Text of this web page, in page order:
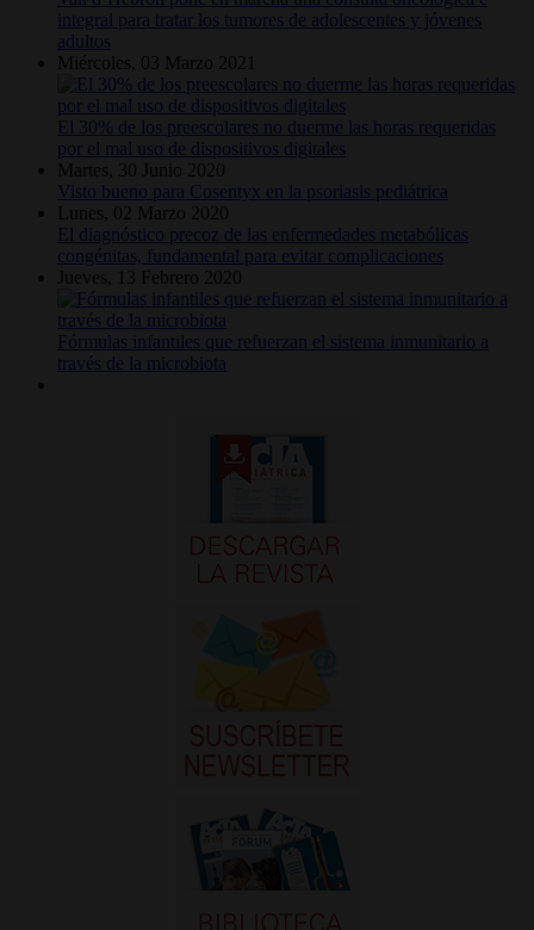
integral para tratar los tumores de adolescentes y jóvenes
adultos
Miércoles, 03 Marzo 2021
El 30% de los preescolares no duerme las horas requeridas
por el mal uso de dispositivos digitales
Martes, 30 Junio 2020
Visto bueno para Cosentyx en la psoriasis pediátrica
Lunes, 02 Marzo 2020
El diagnóstico precoz de las enfermedades metabólicas
congénitas, fundamental para evitar complicaciones
Jueves, 13 Febrero 2020
Fórmulas infantiles que refuerzan el sistema inmunitario a
través de la microbiota